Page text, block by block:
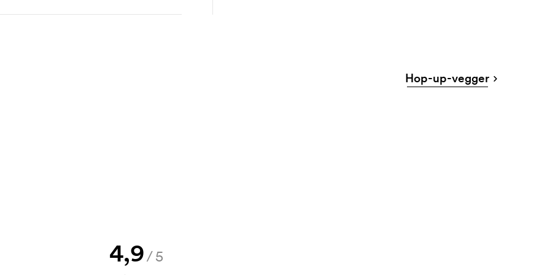
1 792 1 792 1 792 1 792
Hop-up-vegger
4,9/5